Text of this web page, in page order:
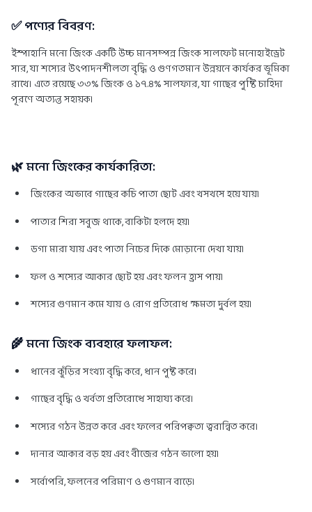
✅পণ্যের বিবরণ:
ইস্পাহানি মনো জিংক একটি উচ্চ মানসম্পন্ন জিংক সালফেট মনোহাইড্রেট
সার, যা শস্যের উৎপাদনশীলতা বৃদ্ধি ও গুণগতমান উন্নয়নে কার্যকর ভূমিকা
রাখে। এতে রয়েছে ৩৩% জিংক ও ১৭.৪% সালফার, যা গাছের পুষ্টি চাহিদা
পূরণে অত্যন্ত সহায়ক।
🌿মনো জিংকের কার্যকারিতা:
জিংকের অভাবে গাছের কচি পাতা ছোট এবং খসখসে হয়ে যায়।
পাতার শিরা সবুজ থাকে, বাকিটা হলদে হয়।
ডগা মারা যায় এবং পাতা নিচের দিকে মোড়ানো দেখা যায়।
ফল ও শস্যের আকার ছোট হয় এবং ফলন হ্রাস পায়।
শস্যের গুণমান কমে যায় ও রোগ প্রতিরোধ ক্ষমতা দুর্বল হয়।
🌾মনো জিংক ব্যবহারে ফলাফল:
ধানের কুঁড়ির সংখ্যা বৃদ্ধি করে, ধান পুষ্ট করে।
গাছের বৃদ্ধি ও খর্বতা প্রতিরোধে সাহায্য করে।
শস্যের গঠন উন্নত করে এবং ফলের পরিপক্বতা ত্বরান্বিত করে।
দানার আকার বড় হয় এবং বীজের গঠন ভালো হয়।
সর্বোপরি, ফলনের পরিমাণ ও গুণমান বাড়ে।